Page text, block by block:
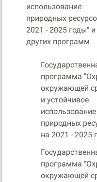
использование
природных
2021 - 2025 годы" и
других программ
программа
окружающей
и устойчивое
использование
природных
на 2021 - 2025
программа
окружающей